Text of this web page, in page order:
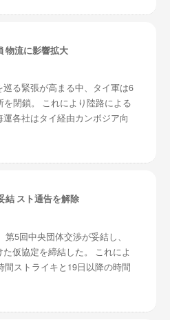
物流に影響拡大
る緊張が高まる中、タイ軍は6
を閉鎖。 これにより陸路による
各社はタイ経由カンボジア向
結 スト通告を解除
5回中央団体交渉が妥結し、
仮協定を締結した。 これによ
間ストライキと19日以降の時間